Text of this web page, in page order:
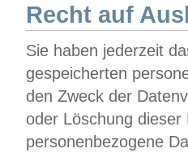
Recht auf
Sie haben jederzeit
gespeicherten
den Zweck der
oder Löschung
personenbezogene